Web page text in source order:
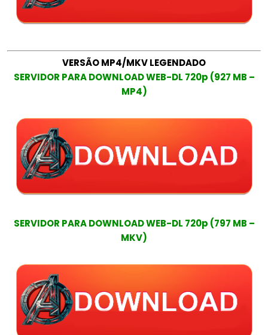
VERSÃO MP4/MKV LEGENDADO
SERVIDOR PARA DOWNLOAD WEB-DL 720p (927 MB –
MP4)
SERVIDOR PARA DOWNLOAD WEB-DL 720p (797 MB –
MKV)